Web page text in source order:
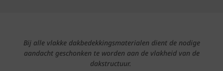
Bij alle vlakke dakbedekkingsmaterialen dient de nodige
aandacht geschonken te worden aan de vlakheid van de
dakstructuur.